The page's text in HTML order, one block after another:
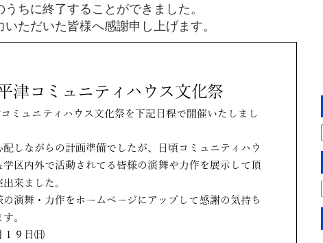
ちに終了することができました。
ただいた皆様へ感謝申し上げます。